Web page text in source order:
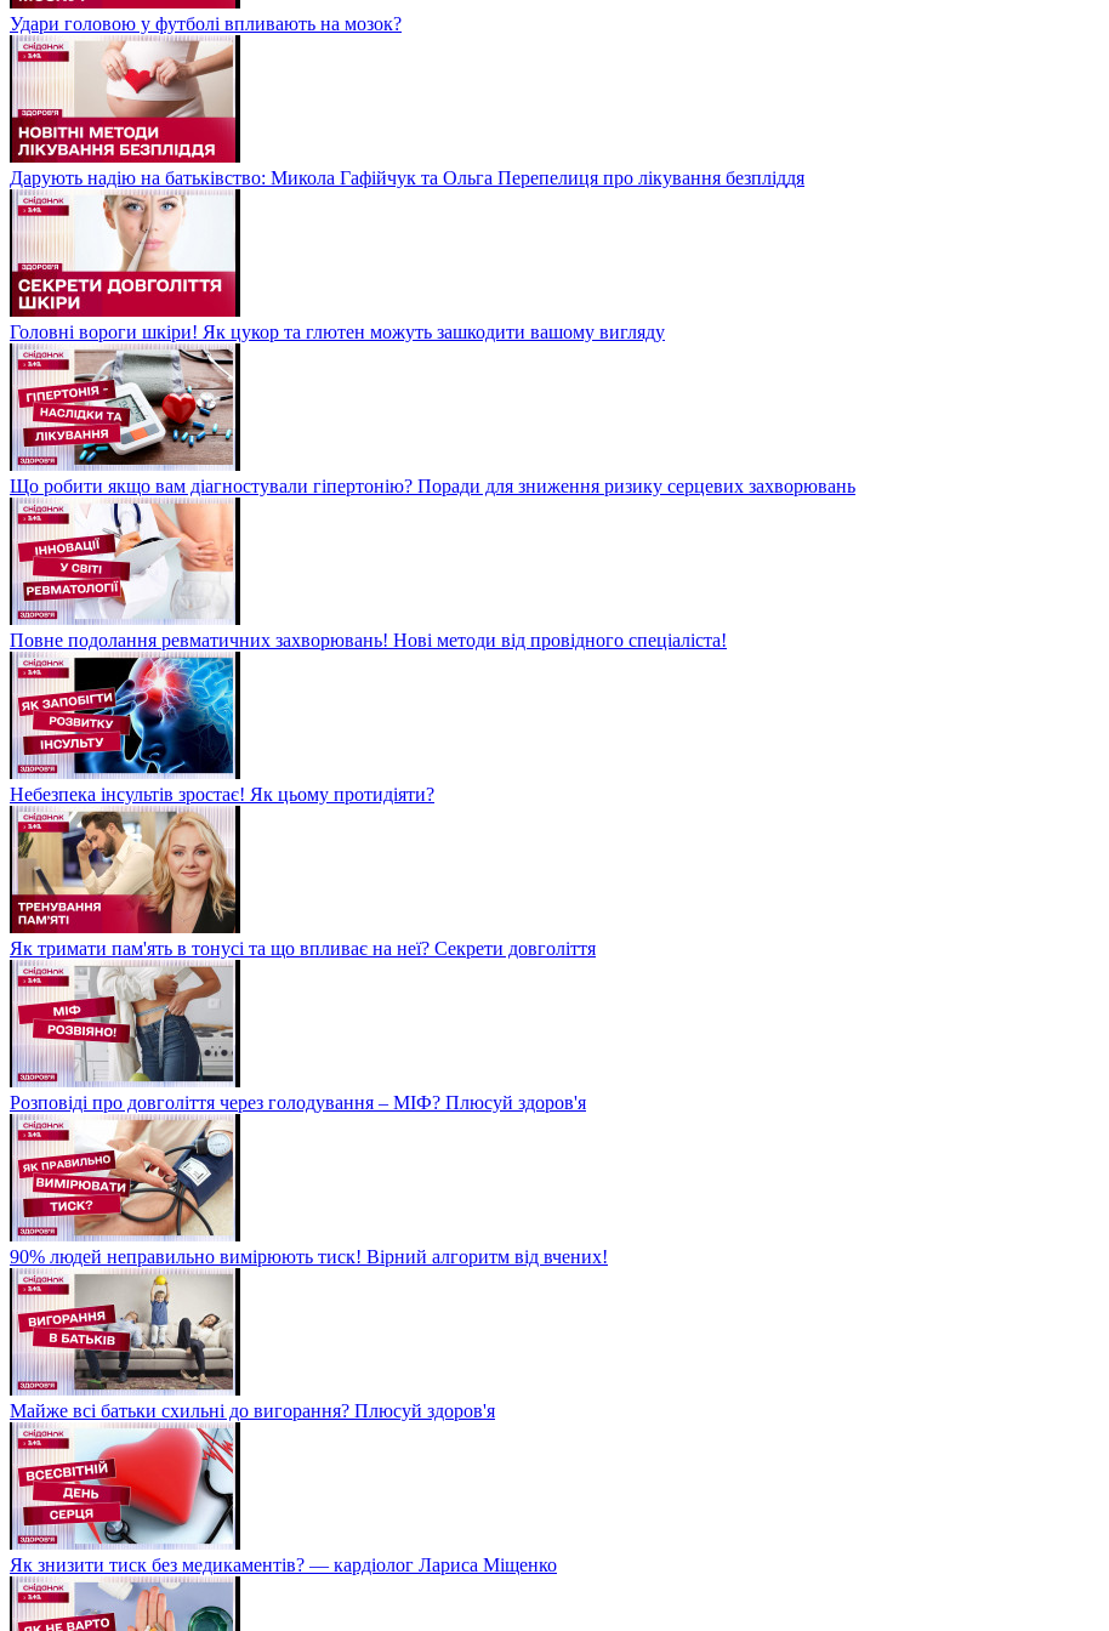
Удари головою у футболі впливають на мозок?
Дарують надію на батьківство: Микола Гафійчук та Ольга Перепелиця про лікування безпліддя
Головні вороги шкіри! Як цукор та глютен можуть зашкодити вашому вигляду
Що робити якщо вам діагностували гіпертонію? Поради для зниження ризику серцевих захворювань
Повне подолання ревматичних захворювань! Нові методи від провідного спеціаліста!
Небезпека інсультів зростає! Як цьому протидіяти?
Як тримати пам'ять в тонусі та що впливає на неї? Секрети довголіття
Розповіді про довголіття через голодування – МІФ? Плюсуй здоров'я
90% людей неправильно вимірюють тиск! Вірний алгоритм від вчених!
Майже всі батьки схильні до вигорання? Плюсуй здоров'я
Як знизити тиск без медикаментів? — кардіолог Лариса Міщенко